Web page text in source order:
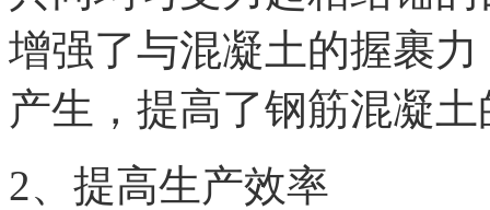
增强了与混凝土的握裹
产生，提高了钢筋混凝
2、提高生产效率